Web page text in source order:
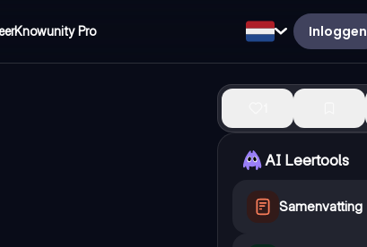
Knowunity Pro Inloggen
AI Leertools
Samenvatting